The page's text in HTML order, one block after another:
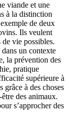
viande et une
à la distinction
de deux
Ils veulent
vie possibles.
un contexte
la prévention des
pratique
supérieure à
à des choses
des animaux.
s’approcher des